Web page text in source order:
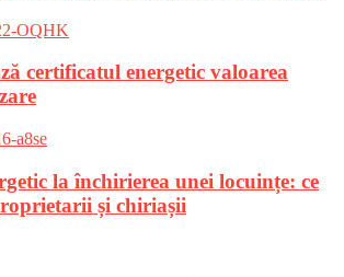
certificatul energetic valoarea
la închirierea unei locuințe: ce
și chiriașii